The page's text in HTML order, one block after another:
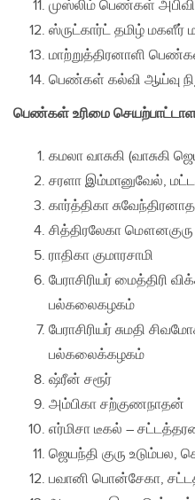
முஸ்லிம் பெண்கள்
ஸ்ருட்கார்ட் தமிழ் மகளீர்
மாற்றுத்திரனாளி
பெண்கள் கல்வி ஆய்வு
பெண்கள் உரிமை
கமலா வாசுகி (வாசுகி
சரளா இம்மானுவேல்,
கார்த்திகா
சித்திரலேகா மௌனகுரு
ராதிகா குமாரசாமி
பேராசிரியர் மைத்திரி
பல்கலைகழகம்
பேராசிரியர் சுமதி
பல்கலைக்கழகம்
ஷ்ரீன் சரூர்
அம்பிகா சற்குணநாதன்
எர்மிசா டீகல் –
ஜெயந்தி குரு உடும்பல,
பவானி பொன்சேகா,